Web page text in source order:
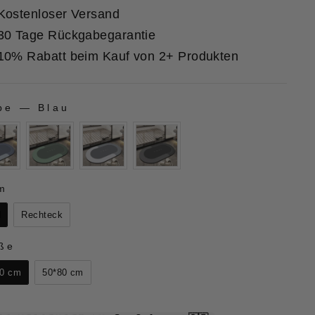
Versand
Tage Rückgabegarantie
Rabatt beim Kauf von 2+ Produkten
—
Blau
Rechteck
cm 50*80 cm